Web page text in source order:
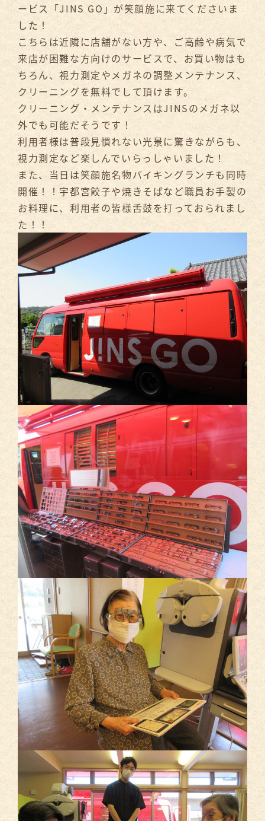
ービス「JINS GO」が笑顔施に来てくださいま
した！
こちらは近隣に店舗がない方や、ご高齢や病気で
来店が困難な方向けのサービスで、お買い物はも
ちろん、視力測定やメガネの調整メンテナンス、
クリーニングを無料でして頂けます。
クリーニング・メンテナンスはJINSのメガネ以
外でも可能だそうです！
利用者様は普段見慣れない光景に驚きながらも、
視力測定など楽しんでいらっしゃいました！
また、当日は笑顔施名物バイキングランチも同時
開催！！宇都宮餃子や焼きそばなど職員お手製の
お料理に、利用者の皆様舌鼓を打っておられまし
た！！